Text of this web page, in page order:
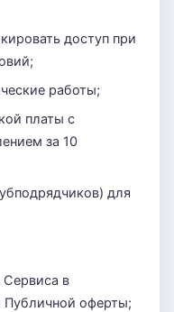
доступ при
работы;
платы с
за 10
для
Сервиса в
Публичной оферты;